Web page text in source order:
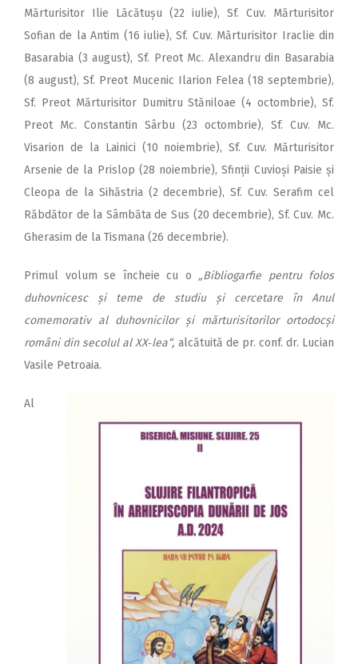
Mărturisitor Ilie Lăcătușu (22 iulie), Sf. Cuv. Mărturisitor
Sofian de la Antim (16 iulie), Sf. Cuv. Mărturisitor Iraclie din
Basarabia (3 august), Sf. Preot Mc. Alexandru din Basarabia
(8 august), Sf. Preot Mucenic Ilarion Felea (18 septembrie),
Sf. Preot Mărturisitor Dumitru Stăniloae (4 octombrie), Sf.
Preot Mc. Constantin Sârbu (23 octombrie), Sf. Cuv. Mc.
Visarion de la Lainici (10 noiembrie), Sf. Cuv. Mărturisitor
Arsenie de la Prislop (28 noiembrie), Sfinții Cuvioși Paisie și
Cleopa de la Sihăstria (2 decembrie), Sf. Cuv. Serafim cel
Răbdător de la Sâmbăta de Sus (20 decembrie), Sf. Cuv. Mc.
Gherasim de la Tismana (26 decembrie).
Primul volum se încheie cu o „Bibliogarfie pentru folos
duhovnicesc și teme de studiu și cercetare în Anul
comemorativ al duhovnicilor și mărturisitorilor ortodocși
români din secolul al XX‑lea“, alcătuită de pr. conf. dr. Lucian
Vasile Petroaia.
Al